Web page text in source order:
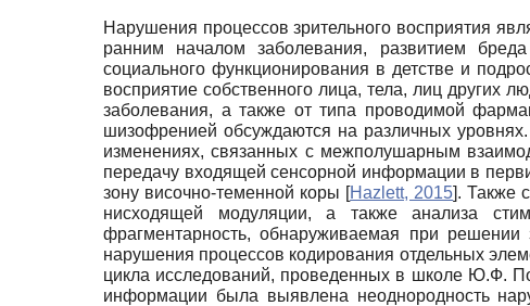
Нарушения процессов зрительного восприятия
ранним началом заболевания, развитием
социального функционирования в детстве и
восприятие собственного лица, тела, лиц других
заболевания, а также от типа проводимой
шизофренией обсуждаются на различных
изменениях, связанных с межполушарным
передачу входящей сенсорной информации в
зону височно-теменной коры [Hazlett, 2015]. Также
нисходящей модуляции, а также анализа
фрагментарность, обнаруживаемая при
нарушения процессов кодирования отдельных
цикла исследований, проведенных в школе Ю.Ф.
информации была выявлена неоднородность